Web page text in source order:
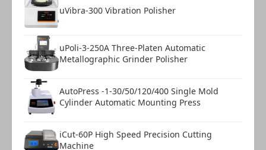
uVibra-300 Vibration Polisher
uPoli-3-250A Three-Platen Automatic
Metallographic Grinder Polisher
AutoPress -1-30/50/120/400 Single Mold
Cylinder Automatic Mounting Press
iCut-60P High Speed Precision Cutting
Machine